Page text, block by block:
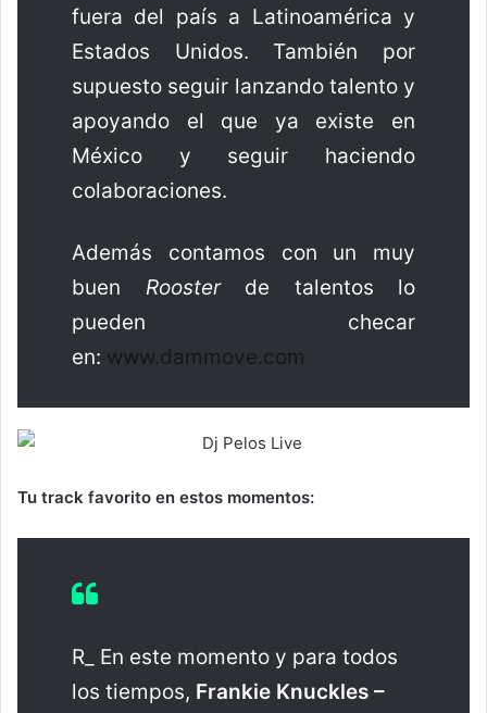
fuera del país a Latinoamérica y
Estados Unidos. También por
supuesto seguir lanzando talento y
apoyando el que ya existe en
México y seguir haciendo
colaboraciones.
Además contamos con un muy
buen Roosterde talentos lo
pueden checar
en: www.dammove.com
Tu track favorito en estos momentos:
R_ En este momento y para todos
los tiempos, Frankie Knuckles –